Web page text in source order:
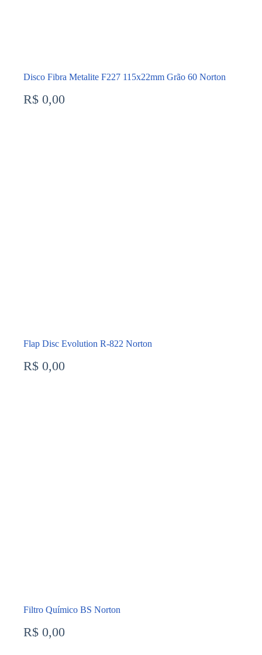
Disco Fibra Metalite F227 115x22mm Grão 60 Norton
R$ 0,00
Flap Disc Evolution R-822 Norton
R$ 0,00
Filtro Químico BS Norton
R$ 0,00